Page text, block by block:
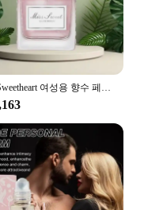
not just a
statement.
are perfect for
Whether
or simply want to
look, these
any occasion.
options to mix
a fresh and
Miss Sweetheart 여성용 향수 페로몬 란저, 24-48 시간 가벼운 꽃 노트, 오리지널 데일리 데이트, 50ml